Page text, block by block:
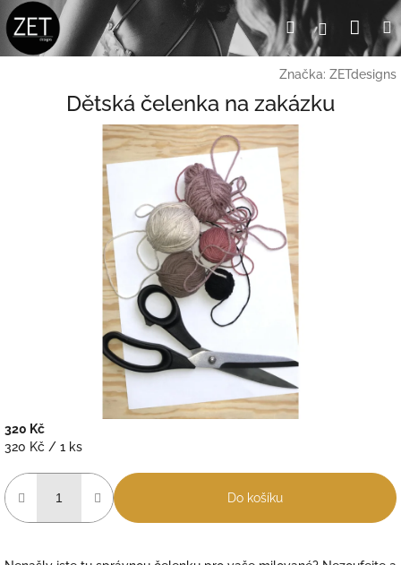
Přejít
na
obsah
HledatPřihlášení
Značka: ZETdesigns
Dětská čelenka na zakázku
320 Kč
Měrná
320 Kč / 1 ks
Do košíku